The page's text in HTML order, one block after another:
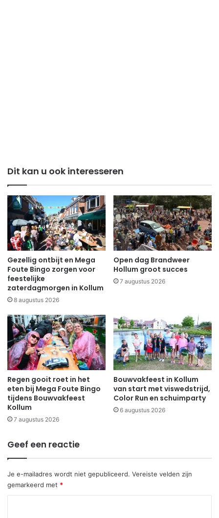
Dit kan u ook interesseren
Gezellig ontbijt en Mega
Foute Bingo zorgen voor
feestelijke
zaterdagmorgen in Kollum
8 augustus 2026
Open dag Brandweer
Hollum groot succes
7 augustus 2026
Regen gooit roet in het
eten bij Mega Foute Bingo
tijdens Bouwvakfeest
Kollum
7 augustus 2026
Bouwvakfeest in Kollum
van start met viswedstrijd,
Color Run en schuimparty
6 augustus 2026
Geef een reactie
Je e-mailadres wordt niet gepubliceerd. Vereiste velden zijn
gemarkeerd met *